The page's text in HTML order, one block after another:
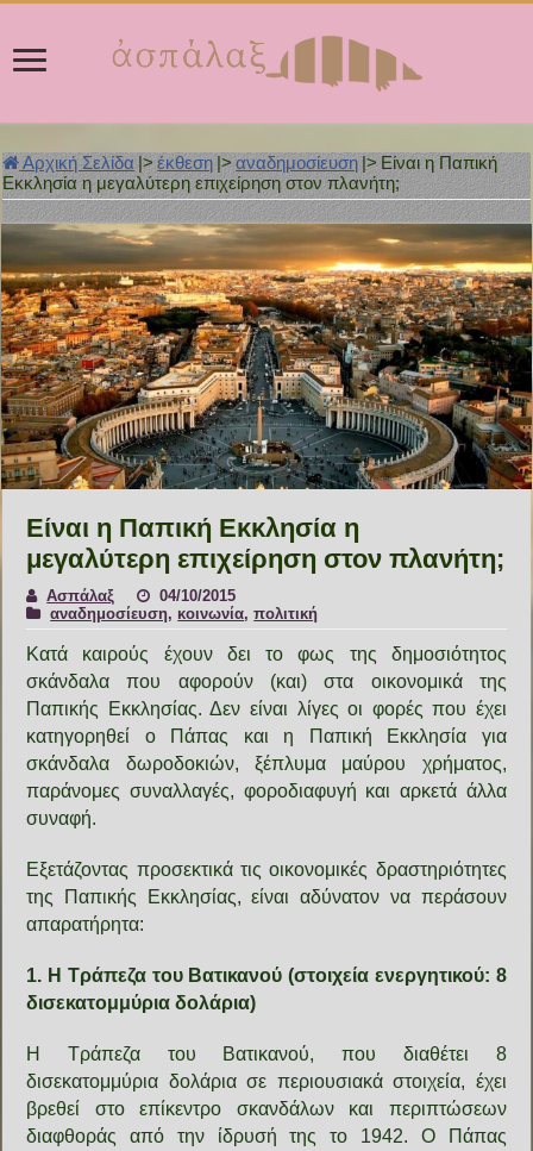
Αρχική Σελίδα |> έκθεση |> αναδημοσίευση |> Είναι η Παπική
Εκκλησία η μεγαλύτερη επιχείρηση στον πλανήτη;
Είναι η Παπική Εκκλησία η
μεγαλύτερη επιχείρηση στον πλανήτη;
Ασπάλαξ
04/10/2015
αναδημοσίευση, κοινωνία,πολιτική
Κατά καιρούς έχουν δει το φως της δημοσιότητος
σκάνδαλα που αφορούν(και)στα οικονομικά της
Παπικής Εκκλησίας.Δεν είναι λίγες οι φορές που έχει
κατηγορηθεί ο Πάπας και η Παπική Εκκλησία για
σκάνδαλα δωροδοκιών,ξέπλυμα μαύρου χρήματος,
παράνομες συναλλαγές, φοροδιαφυγή και αρκετά άλλα
συναφή.
Εξετάζοντας προσεκτικά τις οικονομικές δραστηριότητες
της Παπικής Εκκλησίας, είναι αδύνατον να περάσουν
απαρατήρητα:
1. Η Τράπεζα του Βατικανού (στοιχεία ενεργητικού: 8
δισεκατομμύρια δολάρια)
Η Τράπεζα του Βατικανού, που διαθέτει 8
δισεκατομμύρια δολάρια σε περιουσιακά στοιχεία, έχει
βρεθεί στο επίκεντρο σκανδάλων και περιπτώσεων
διαφθοράς από την ίδρυσή της το 1942. Ο Πάπας